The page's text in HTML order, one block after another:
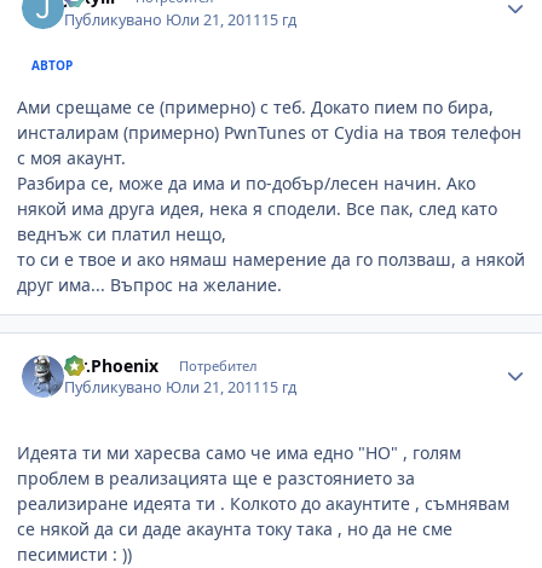
Публикувано Юли 21, 201115 гд
АВТОР
Ами срещаме се (примерно) с теб. Докато пием по бира,
инсталирам (примерно) PwnTunes от Cydia на твоя телефон
с моя акаунт.
Разбира се, може да има и по-добър/лесен начин. Ако
някой има друга идея, нека я сподели. Все пак, след като
веднъж си платил нещо,
то си е твое и ако нямаш намерение да го ползваш, а някой
друг има... Въпрос на желание.
Mr.Phoenix Потребител
Публикувано Юли 21, 201115 гд
Идеята ти ми харесва само че има едно "НО" , голям
проблем в реализацията ще е разстоянието за
реализиране идеята ти . Колкото до акаунтите , съмнявам
се някой да си даде акаунта току така , но да не сме
песимисти : ))